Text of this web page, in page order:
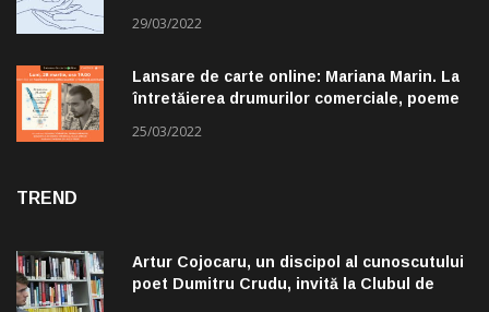
29/03/2022
Lansare de carte online: Mariana Marin. La
întretăierea drumurilor comerciale, poeme
25/03/2022
TREND
Artur Cojocaru, un discipol al cunoscutului
poet Dumitru Crudu, invită la Clubul de